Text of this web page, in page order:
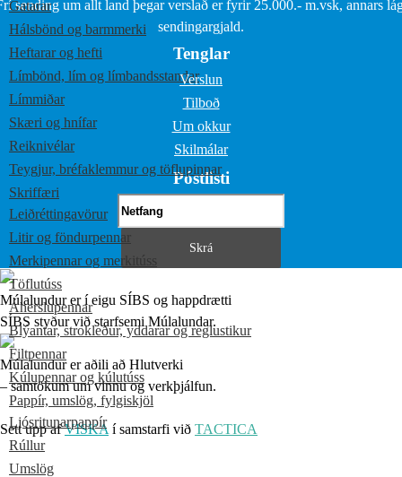
Gatarar
Hálsbönd og barmmerki
Heftarar og hefti
Límbönd, lím og límbandsstandar
Límmiðar
Skæri og hnífar
Reiknivélar
Teygjur, bréfaklemmur og töflupinnar
Skriffæri
Leiðréttingavörur
Litir og föndurpennar
Merkipennar og merkitúss
Töflutúss
Áherslupennar
Blýantar, strokleður, yddarar og reglustikur
Filtpennar
Kúlupennar og kúlutúss
Pappír, umslög, fylgiskjöl
Ljósritunarpappír
Rúllur
Umslög
sending um allt land þegar verslað er fyrir 25.000.- m.vsk, annars
sendingargjald.
Tenglar
Verslun
Tilboð
Um okkur
Skilmálar
Póstlisti
Múlalundur er í eigu SÍBS og happdrætti
SÍBS styður við starfsemi Múlalundar.
Múlalundur er aðili að Hlutverki
– samtökum um vinnu og verkþjálfun.
Sett upp afVISKA í samstarfi við TACTICA